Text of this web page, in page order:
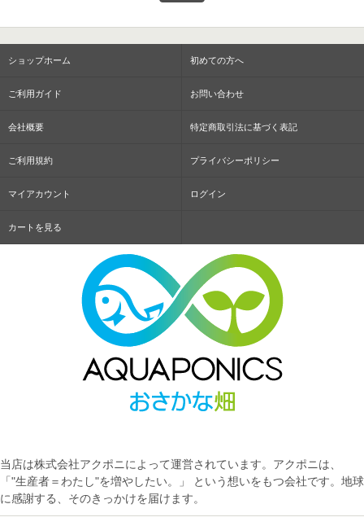
ショップホーム 初めての方へ
ご利用ガイド お問い合わせ
会社概要 特定商取引法に基づく表記
ご利用規約 プライバシーポリシー
マイアカウント ログイン
カートを見る
当店は株式会社アクポニによって運営されています。アクポニは、
「"生産者＝わたし"を増やしたい。」 という想いをもつ会社です。地球
に感謝する、そのきっかけを届けます。